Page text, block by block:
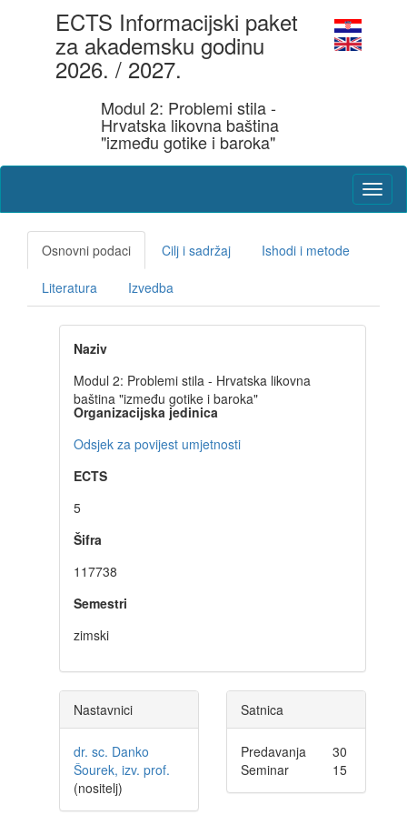
ECTS Informacijski paket
za akademsku godinu
2026. / 2027.
Modul 2: Problemi stila -
Hrvatska likovna baština
"između gotike i baroka"
Osnovni podaci Cilj i sadržaj Ishodi i metode
Literatura Izvedba
Naziv
Modul 2: Problemi stila - Hrvatska likovna
baština "između gotike i baroka"
Organizacijska jedinica
Odsjek za povijest umjetnosti
ECTS
5
Šifra
117738
Semestri
zimski
Nastavnici
dr. sc. Danko
Šourek, izv. prof.
(nositelj)
Satnica
Predavanja
30
Seminar
15